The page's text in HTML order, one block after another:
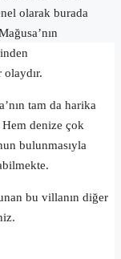
olarak burada
tam da harika
denize çok
bulunmasıyla
bu villanın diğer